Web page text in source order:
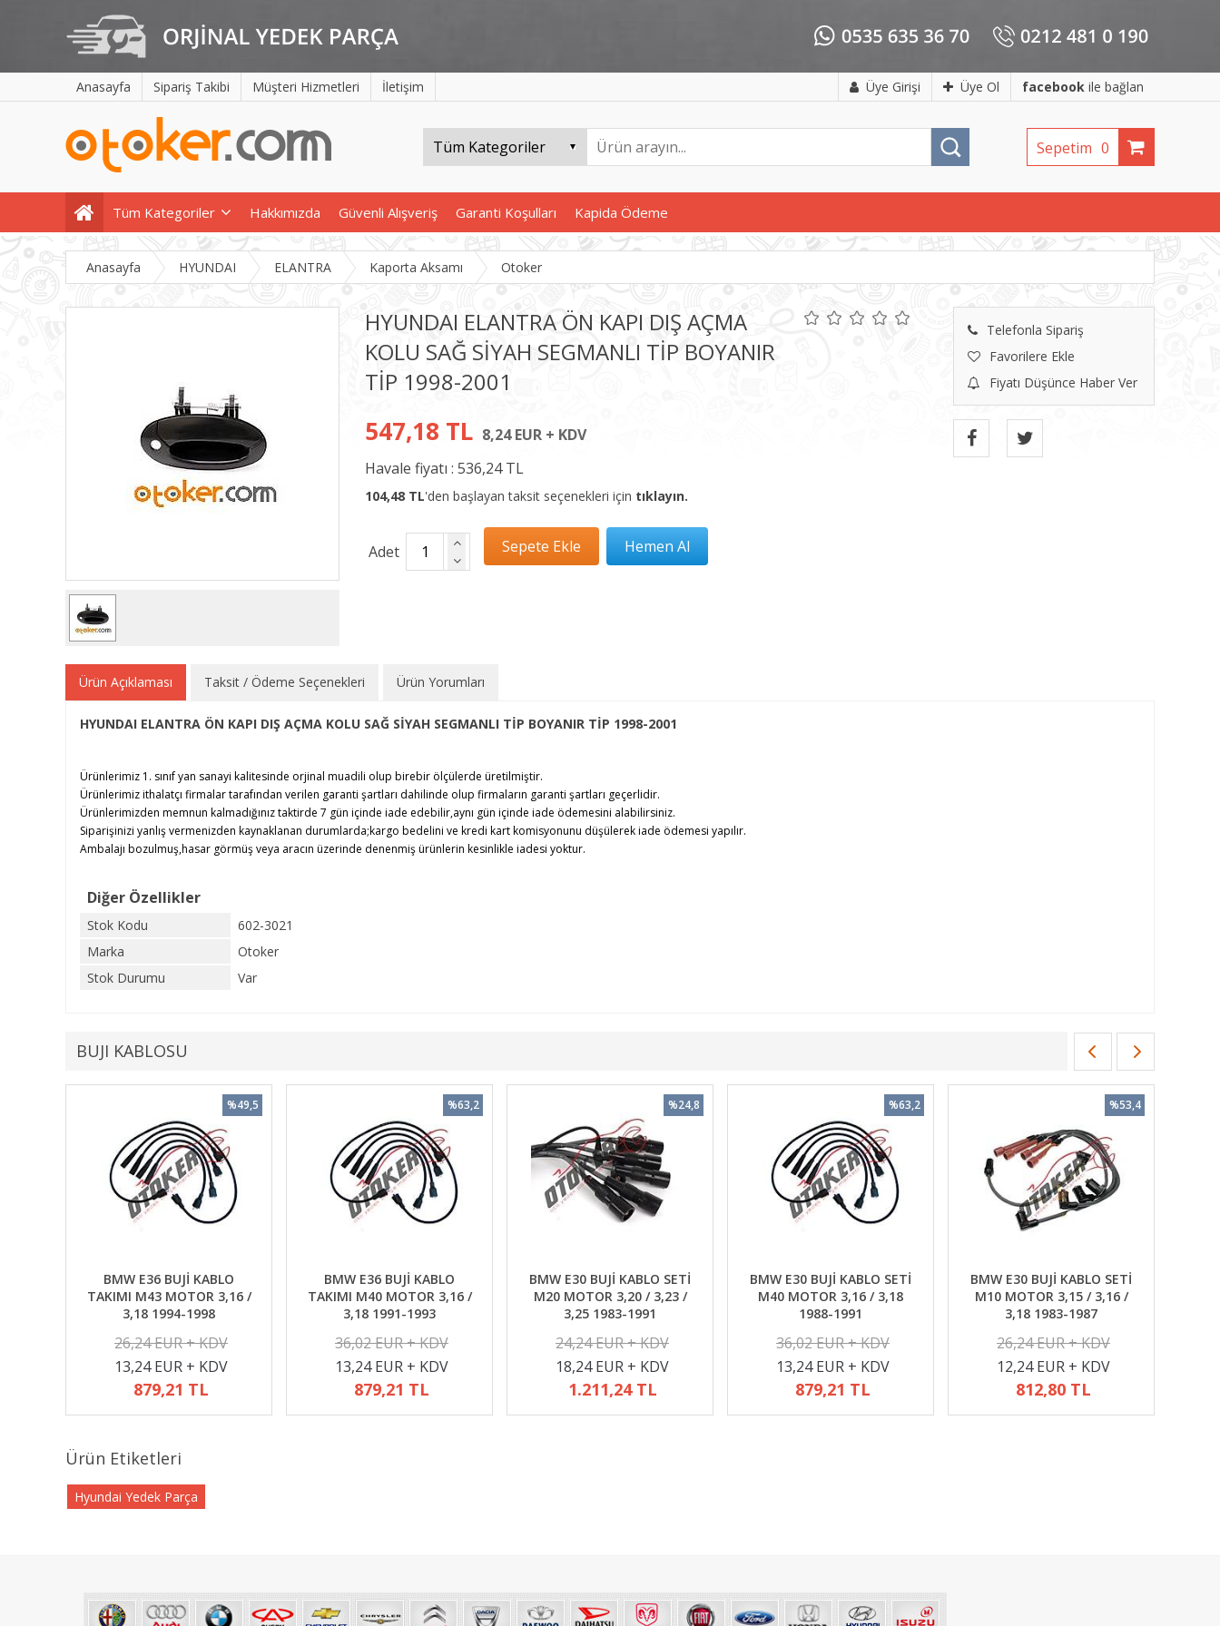
Anasayfa Sipariş Takibi Müşteri Hizmetleri İletişim Üye Girişi Üye Ol facebook ile bağlan
Sepetim 0
Tüm Kategoriler Hakkımızda Güvenli Alışveriş Garanti Koşulları Kapida Ödeme
Anasayfa HYUNDAI ELANTRA Kaporta Aksamı Otoker
HYUNDAI ELANTRA ÖN KAPI DIŞ AÇMA
KOLU SAĞ SİYAH SEGMANLI TİP BOYANIR
TİP 1998-2001
Telefonla Sipariş
Favorilere Ekle
Fiyatı Düşünce Haber Ver
547,18 TL 8,24 EUR + KDV
Havale fiyatı : 536,24 TL
104,48 TL'den başlayan taksit seçenekleri için tıklayın.
Adet
Ürün Açıklaması Taksit / Ödeme Seçenekleri Ürün Yorumları
HYUNDAI ELANTRA ÖN KAPI DIŞ AÇMA KOLU SAĞ SİYAH SEGMANLI TİP BOYANIR TİP 1998-2001
Ürünlerimiz 1. sınıf yan sanayi kalitesinde orjinal muadili olup birebir ölçülerde üretilmiştir.
Ürünlerimiz ithalatçı firmalar tarafından verilen garanti şartları dahilinde olup firmaların garanti şartları geçerlidir.
Ürünlerimizden memnun kalmadığınız taktirde 7 gün içinde iade edebilir,aynı gün içinde iade ödemesini alabilirsiniz.
Siparişinizi yanlış vermenizden kaynaklanan durumlarda;kargo bedelini ve kredi kart komisyonunu düşülerek iade ödemesi yapılır.
Ambalajı bozulmuş,hasar görmüş veya aracın üzerinde denenmiş ürünlerin kesinlikle iadesi yoktur.
Diğer Özellikler
Stok Kodu
602-3021
Marka
Otoker
Stok Durumu
Var
BUJI KABLOSU
BMW E36 BUJİ KABLO
TAKIMI M43 MOTOR 3,16 /
3,18 1994-1998
26,24 EUR + KDV
13,24 EUR + KDV
879,21 TL
%49,5
BMW E36 BUJİ KABLO
TAKIMI M40 MOTOR 3,16 /
3,18 1991-1993
36,02 EUR + KDV
13,24 EUR + KDV
879,21 TL
%63,2
BMW E30 BUJİ KABLO SETİ
M20 MOTOR 3,20 / 3,23 /
3,25 1983-1991
24,24 EUR + KDV
18,24 EUR + KDV
1.211,24 TL
%24,8
BMW E30 BUJİ KABLO SETİ
M40 MOTOR 3,16 / 3,18
1988-1991
36,02 EUR + KDV
13,24 EUR + KDV
879,21 TL
%63,2
BMW E30 BUJİ KABLO SETİ
M10 MOTOR 3,15 / 3,16 /
3,18 1983-1987
26,24 EUR + KDV
12,24 EUR + KDV
812,80 TL
%53,4
Ürün Etiketleri
Hyundai Yedek Parça